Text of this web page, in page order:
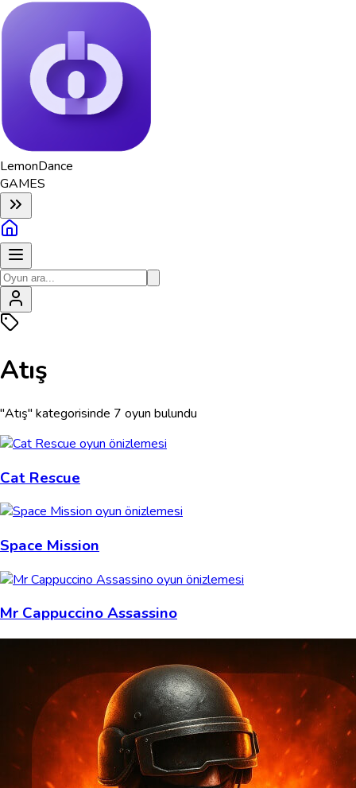
LemonDance
GAMES
Atış
"Atış" kategorisinde 7 oyun bulundu
Cat Rescue
Space Mission
Mr Cappuccino Assassino